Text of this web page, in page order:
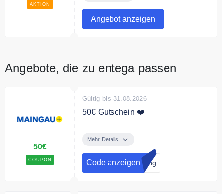
AKTION
Angebot anzeigen
Angebote, die zu entega passen
50€
COUPON
Gültig bis 31.08.2026
50€ Gutschein ❤️
Prämie sichern
Mehr Details
Code anzeigen lung